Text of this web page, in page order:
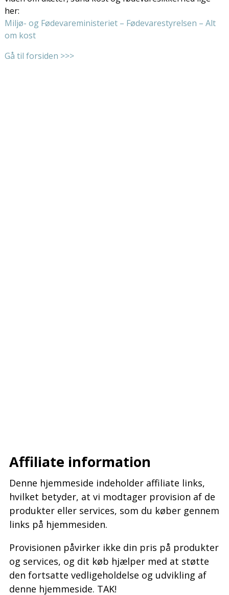
her:
Miljø- og Fødevareministeriet – Fødevarestyrelsen – Alt
om kost
Gå til forsiden >>>
Affiliate information
Denne hjemmeside indeholder affiliate links,
hvilket betyder, at vi modtager provision af de
produkter eller services, som du køber gennem
links på hjemmesiden.
Provisionen påvirker ikke din pris på produkter
og services, og dit køb hjælper med at støtte
den fortsatte vedligeholdelse og udvikling af
denne hjemmeside. TAK!